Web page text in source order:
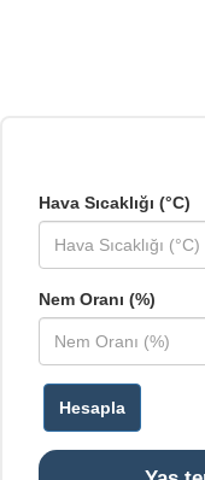
Hava Sıcaklığı (°C)
Nem Oranı (%)
Hesapla